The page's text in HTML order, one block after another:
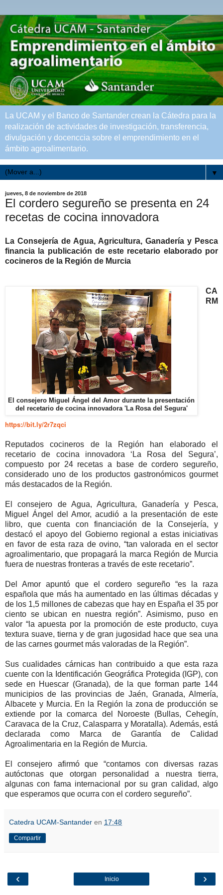
La UCAM y el Banco de Santander crean la Cátedra para la
realización de actividades de investigación, transferencia,
divulgación y docenccia sobre el emprendimiento en el
ámbito agroalimentario.
▼
jueves, 8 de noviembre de 2018
El cordero segureño se presenta en 24
recetas de cocina innovadora
La Consejería de Agua, Agricultura, Ganadería y Pesca
financia la publicación de este recetario elaborado por
cocineros de la Región de Murcia
El consejero Miguel Ángel del Amor durante la presentación
del recetario de cocina innovadora 'La Rosa del Segura'
CA
RM
https://bit.ly/2r7zqci
Reputados cocineros de la Región han elaborado el
recetario de cocina innovadora ‘La Rosa del Segura’,
compuesto por 24 recetas a base de cordero segureño,
considerado uno de los productos gastronómicos gourmet
más destacados de la Región.
El consejero de Agua, Agricultura, Ganadería y Pesca,
Miguel Ángel del Amor, acudió a la presentación de este
libro, que cuenta con financiación de la Consejería, y
destacó el apoyo del Gobierno regional a estas iniciativas
en favor de esta raza de ovino, “tan valorada en el sector
agroalimentario, que propagará la marca Región de Murcia
fuera de nuestras fronteras a través de este recetario”.
Del Amor apuntó que el cordero segureño “es la raza
española que más ha aumentado en las últimas décadas y
de los 1,5 millones de cabezas que hay en España el 35 por
ciento se ubican en nuestra región”. Asimismo, puso en
valor “la apuesta por la promoción de este producto, cuya
textura suave, tierna y de gran jugosidad hace que sea una
de las carnes gourmet más valoradas de la Región”.
Sus cualidades cárnicas han contribuido a que esta raza
cuente con la Identificación Geográfica Protegida (IGP), con
sede en Huescar (Granada), de la que forman parte 144
municipios de las provincias de Jaén, Granada, Almería,
Albacete y Murcia. En la Región la zona de producción se
extiende por la comarca del Noroeste (Bullas, Cehegín,
Caravaca de la Cruz, Calasparra y Moratalla). Además, está
declarada como Marca de Garantía de Calidad
Agroalimentaria en la Región de Murcia.
El consejero afirmó que “contamos con diversas razas
autóctonas que otorgan personalidad a nuestra tierra,
algunas con fama internacional por su gran calidad, algo
que esperamos que ocurra con el cordero segureño”.
Catedra UCAM-Santander en 17:48
Compartir
‹ ›
Inicio